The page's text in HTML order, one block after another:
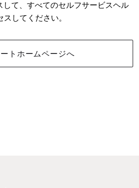
して、すべてのセルフサービスヘル
してください。
トホームページへ